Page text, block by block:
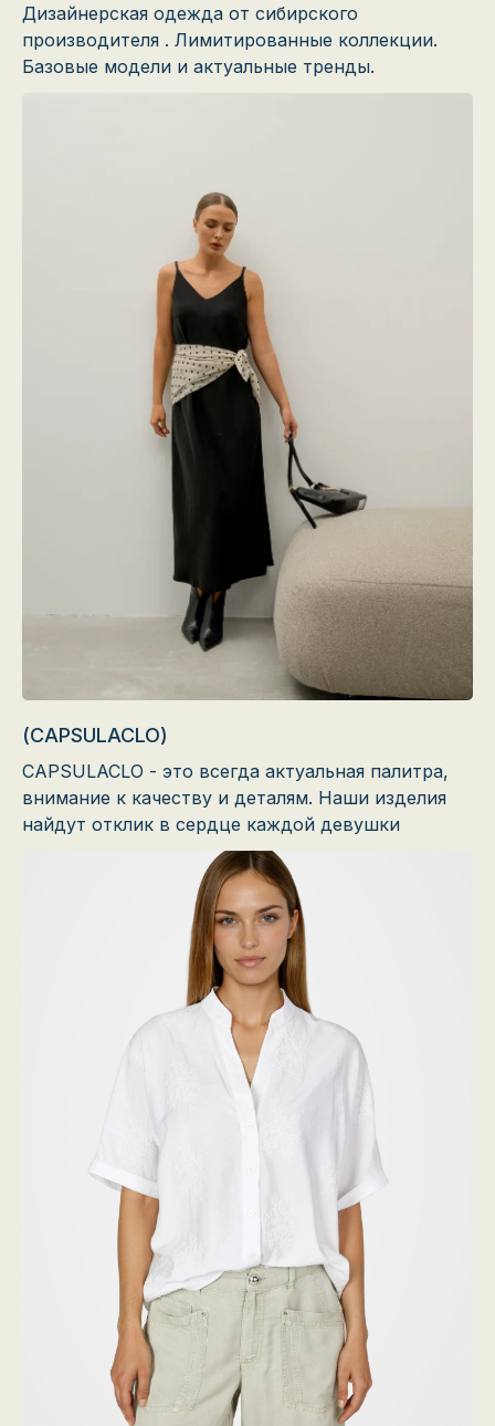
Дизайнерская одежда от сибирского
производителя . Лимитированные коллекции.
Базовые модели и актуальные тренды.
(CAPSULACLO)
CAPSULACLO - это всегда актуальная палитра,
внимание к качеству и деталям. Наши изделия
найдут отклик в сердце каждой девушки